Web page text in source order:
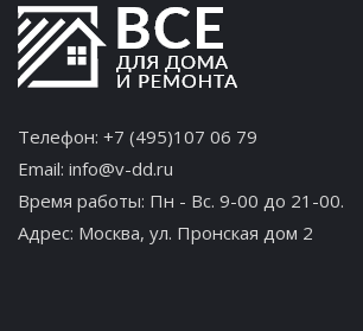
Телефон: +7 (495)107 06 79
Email: info@v-dd.ru
Время работы: Пн - Вс. 9-00 до 21-00.
Адрес: Москва, ул. Пронская дом 2